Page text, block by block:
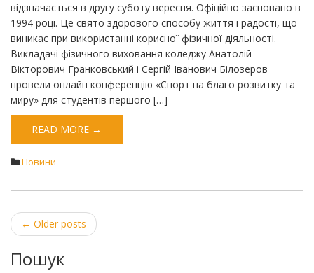
відзначається в другу суботу вересня. Офіційно засновано в
1994 році. Це свято здорового способу життя і радості, що
виникає при використанні корисної фізичної діяльності.
Викладачі фізичного виховання коледжу Анатолій
Вікторович Гранковський і Сергій Іванович Білозеров
провели онлайн конференцію «Спорт на благо розвитку та
миру» для студентів першого […]
READ MORE →
Новини
Post
navigation
← Older posts
Пошук